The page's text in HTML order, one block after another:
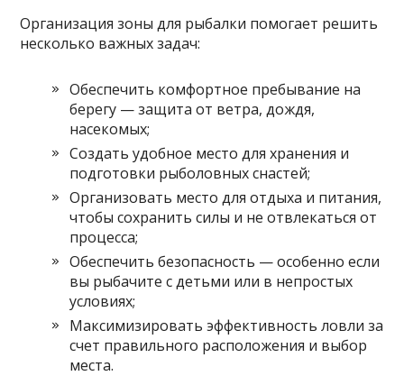
Организация зоны для рыбалки помогает решить
несколько важных задач:
Обеспечить комфортное пребывание на
берегу — защита от ветра, дождя,
насекомых;
Создать удобное место для хранения и
подготовки рыболовных снастей;
Организовать место для отдыха и питания,
чтобы сохранить силы и не отвлекаться от
процесса;
Обеспечить безопасность — особенно если
вы рыбачите с детьми или в непростых
условиях;
Максимизировать эффективность ловли за
счет правильного расположения и выбор
места.